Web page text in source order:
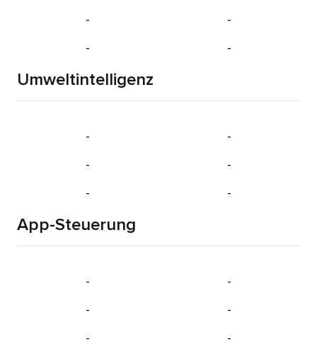
-
-
-
-
Umweltintelligenz
-
-
-
-
-
-
App-Steuerung
-
-
-
-
-
-